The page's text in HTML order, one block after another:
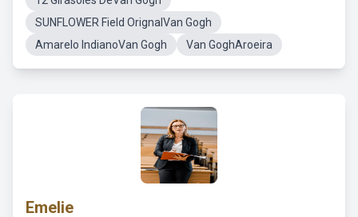
SUNFLOWER Field OrignalVan Gogh
Amarelo IndianoVan Gogh
Van GoghAroeira
Emelie